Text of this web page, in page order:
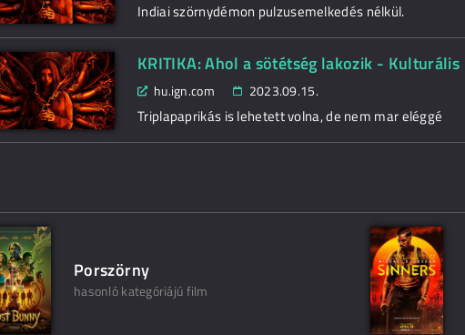
Indiai szörnydémon pulzusemelkedés nélkül.
KRITIKA: Ahol a sötétség lakozik -
hu.ign.com 2023.09.15.
Triplapaprikás is lehetett volna, de nem mar eléggé
Porszörny
hasonló kategóriájú film